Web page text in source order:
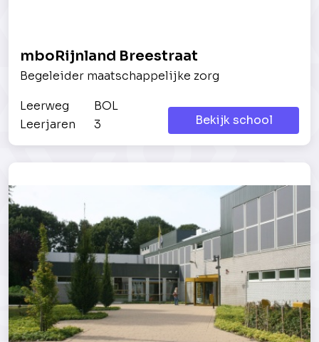
mboRijnland Breestraat
Begeleider maatschappelijke zorg
Leerweg
BOL
Leerjaren
3 Bekijk school